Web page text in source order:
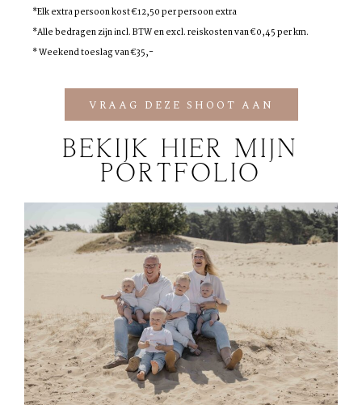
*Elk extra persoon kost €12,50 per persoon extra
*Alle bedragen zijn incl. BTW en excl. reiskosten van €0,45 per km.
* Weekend toeslag van €35,-
VRAAG DEZE SHOOT AAN
BEKIJK HIER MIJN
PORTFOLIO
FAM. OOSTERHOF
FAMILIESHOOT